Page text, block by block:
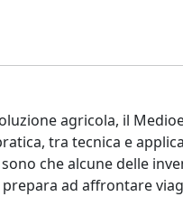
agricola, il
tra tecnica e
che alcune delle
ad affrontare